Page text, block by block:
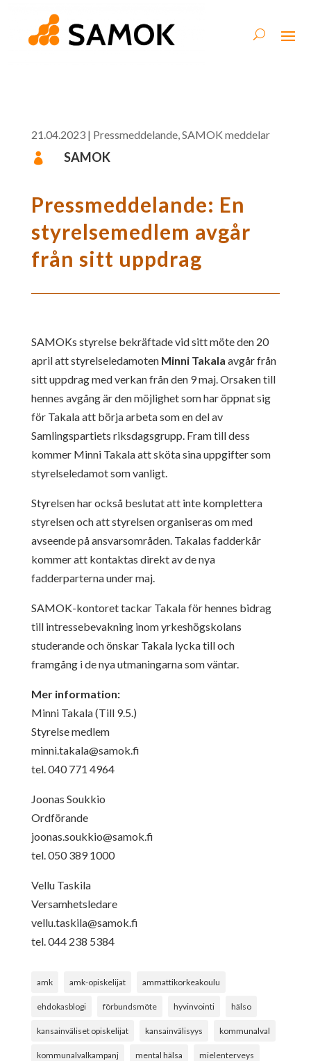
21.04.2023| Pressmeddelande,SAMOK meddelar
 SAMOK
Pressmeddelande: En
styrelsemedlem avgår
från sitt uppdrag
SAMOKs styrelse bekräftade vid sitt möte den 20
april att styrelseledamoten Minni Takala avgår från
sitt uppdrag med verkan från den 9 maj. Orsaken till
hennes avgång är den möjlighet som har öppnat sig
för Takala att börja arbeta som en del av
Samlingspartiets riksdagsgrupp. Fram till dess
kommer Minni Takala att sköta sina uppgifter som
styrelseledamot som vanligt.
Styrelsen har också beslutat att inte komplettera
styrelsen och att styrelsen organiseras om med
avseende på ansvarsområden. Takalas fadderkår
kommer att kontaktas direkt av de nya
fadderparterna under maj.
SAMOK-kontoret tackar Takala för hennes bidrag
till intressebevakning inom yrkeshögskolans
studerande och önskar Takala lycka till och
framgång i de nya utmaningarna som väntar.
Mer information:
Minni Takala (Till 9.5.)
Styrelse medlem
minni.takala@samok.fi
tel. 040 771 4964
Joonas Soukkio
Ordförande
joonas.soukkio@samok.fi
tel. 050 389 1000
Vellu Taskila
Versamhetsledare
vellu.taskila@samok.fi
tel. 044 238 5384
amk amk-opiskelijat ammattikorkeakoulu
ehdokasblogi förbundsmöte hyvinvointi hälso
kansainväliset opiskelijat kansainvälisyys kommunalval
kommunalvalkampanj mental hälsa mielenterveys